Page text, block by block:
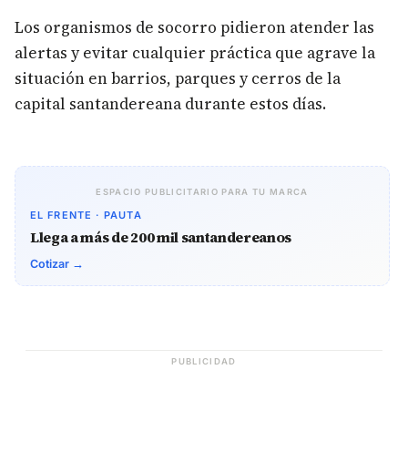
Los organismos de socorro pidieron atender las
alertas y evitar cualquier práctica que agrave la
situación en barrios, parques y cerros de la
capital santandereana durante estos días.
ESPACIO PUBLICITARIO PARA TU MARCA
EL FRENTE · PAUTA
Llega a más de 200 mil santandereanos
Cotizar →
PUBLICIDAD